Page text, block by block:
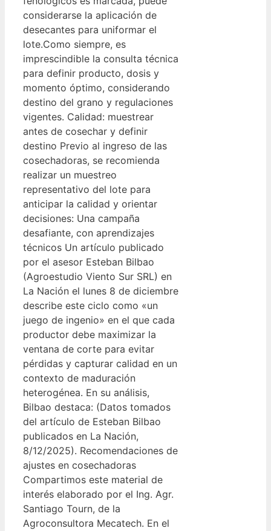
considerarse la aplicación de
desecantes para uniformar el
lote.Como siempre, es
imprescindible la consulta técnica
para definir producto, dosis y
momento óptimo, considerando
destino del grano y regulaciones
vigentes. Calidad: muestrear
antes de cosechar y definir
destino Previo al ingreso de las
cosechadoras, se recomienda
realizar un muestreo
representativo del lote para
anticipar la calidad y orientar
decisiones: Una campaña
desafiante, con aprendizajes
técnicos Un artículo publicado
por el asesor Esteban Bilbao
(Agroestudio Viento Sur SRL) en
La Nación el lunes 8 de diciembre
describe este ciclo como «un
juego de ingenio» en el que cada
productor debe maximizar la
ventana de corte para evitar
pérdidas y capturar calidad en un
contexto de maduración
heterogénea. En su análisis,
Bilbao destaca: (Datos tomados
del artículo de Esteban Bilbao
publicados en La Nación,
8/12/2025). Recomendaciones de
ajustes en cosechadoras
Compartimos este material de
interés elaborado por el Ing. Agr.
Santiago Tourn, de la
Agroconsultora Mecatech. En el